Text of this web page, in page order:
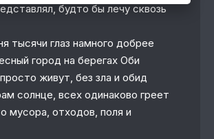
будто бы лечу сквозь
тысячи глаз намного добрее
город на берегах Оби
живут, без зла и обид
солнце, всех одинаково греет
мусора, отходов, поля и